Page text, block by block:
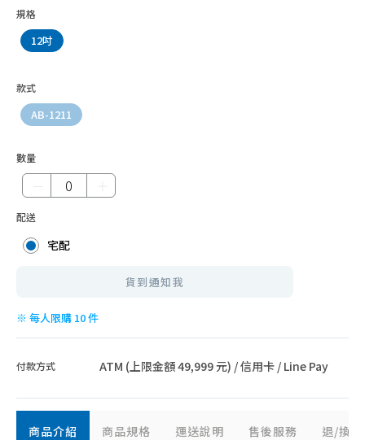
規格
12吋
款式
AB-1211
數量
配送
宅配
貨到通知我
※ 每人限購 10 件
付款方式 ATM (上限金額 49,999 元) / 信用卡 / Line Pay
商品介紹 商品規格 運送說明 售後服務 退/換